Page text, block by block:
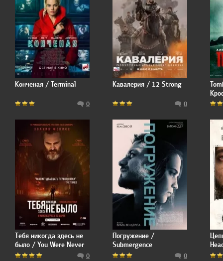
Конченая / Terminal
0
Кавалерия / 12 Strong
0
Тебя никогда здесь не
было / You Were Never
Really Here
0
Погружение /
Submergence
0